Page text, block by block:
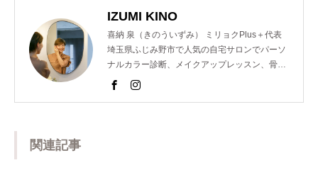
IZUMI KINO
喜納 泉（きのういずみ） ミリョクPlus＋代表
埼玉県ふじみ野市で人気の自宅サロンでパーソ
ナルカラー診断、メイクアップレッスン、骨格
診断、顔診断、ショッピング同行のメニューを
関連記事